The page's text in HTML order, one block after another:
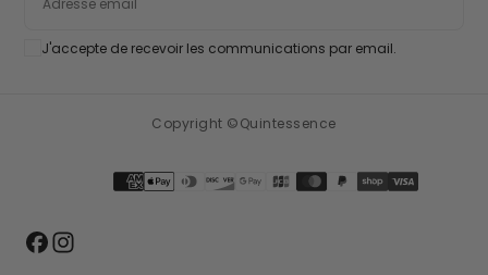
J'accepte de recevoir les communications par email.
Copyright ©Quintessence
Méthodes